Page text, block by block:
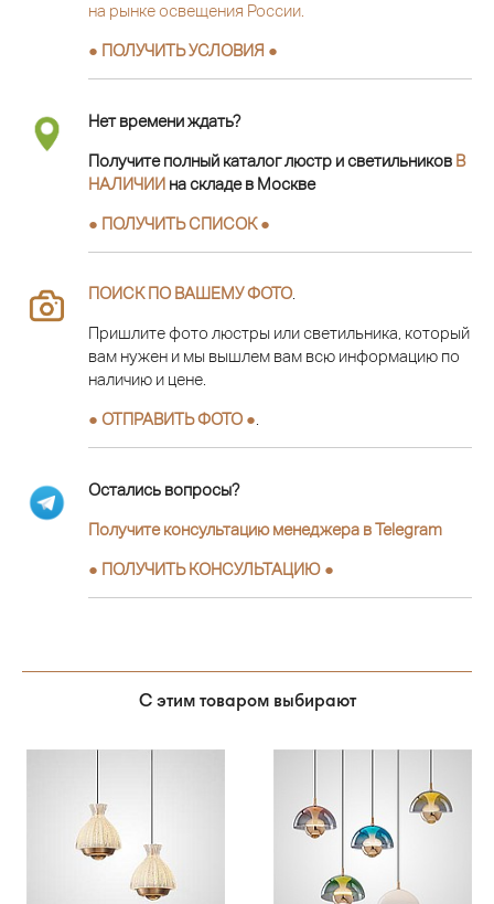
на рынке освещения России.
● ПОЛУЧИТЬ УСЛОВИЯ ●
Нет времени ждать?
Получите полный каталог люстр и светильников В
НАЛИЧИИ на складе в Москве
● ПОЛУЧИТЬ СПИСОК ●
ПОИСК ПО ВАШЕМУ ФОТО
Пришлите фото люстры или светильника, который
вам нужен и мы вышлем вам всю информацию по
наличию и цене.
● ОТПРАВИТЬ ФОТО ●
Остались вопросы?
Получите консультацию менеджера в Telegram
● ПОЛУЧИТЬ КОНСУЛЬТАЦИЮ ●
С этим товаром выбирают